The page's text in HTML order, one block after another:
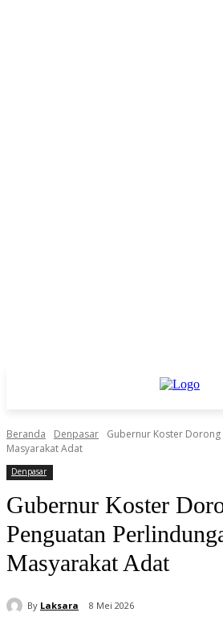
Beranda Denpasar
Gubernur Koster
Masyarakat Adat
Denpasar
Gubernur Koster
Penguatan
Masyarakat Adat
By Laksara 8 Mei 2026